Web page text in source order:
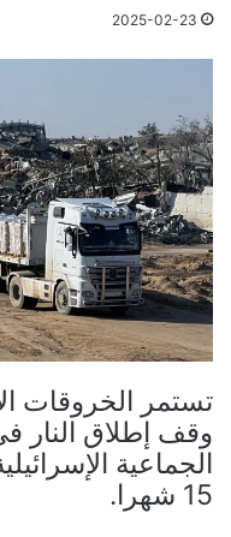
2025-02-23
تستمر الخروقات
وقف إطلاق النار
الجماعية
15 شهرا.